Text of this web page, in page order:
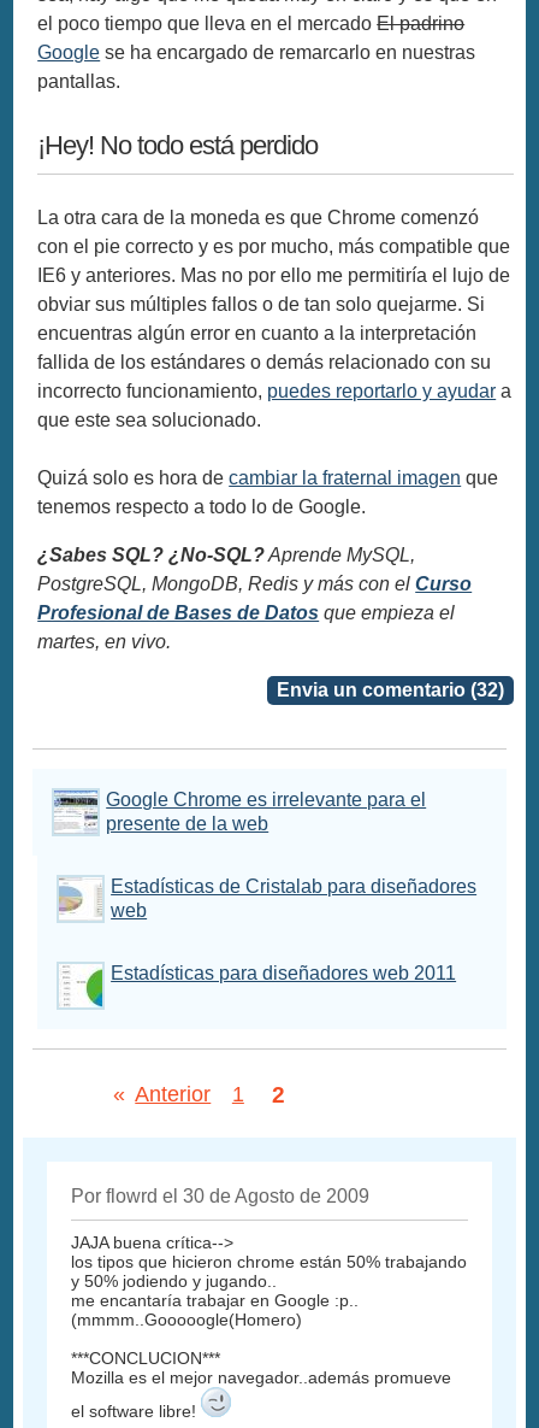
el poco tiempo que lleva en el mercadoEl padrino
Google se ha encargado de remarcarlo en nuestras
pantallas.
¡Hey! No todo está perdido
La otra cara de la moneda es que Chrome comenzó
con el pie correcto y es por mucho, más compatible que
IE6 y anteriores. Mas no por ello me permitiría el lujo de
obviar sus múltiples fallos o de tan solo quejarme. Si
encuentras algún error en cuanto a la interpretación
fallida de los estándares o demás relacionado con su
incorrecto funcionamiento, puedes reportarlo y ayudar a
que este sea solucionado.
Quizá solo es hora decambiar la fraternal imagen que
tenemos respecto a todo lo de Google.
¿Sabes SQL? ¿No-SQL?Aprende MySQL,
PostgreSQL, MongoDB, Redis y más con elCurso
Profesional de Bases de Datos que empieza el
martes, en vivo.
Envia un comentario (32)
Google Chrome es irrelevante para el
presente de la web
Estadísticas de Cristalab para diseñadores
web
Estadísticas para diseñadores web 2011
« Anterior 1 2
Por flowrd el 30 de Agosto de 2009
JAJA buena crítica-->
los tipos que hicieron chrome están 50% trabajando
y 50% jodiendo y jugando..
me encantaría trabajar en Google :p..
(mmmm..Gooooogle(Homero)
***CONCLUCION***
Mozilla es el mejor navegador..además promueve
el software libre!